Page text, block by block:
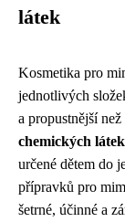
látek
Kosmetika pro
jednotlivých
a propustnější
chemických látek
určené dětem do
přípravků pro
šetrné, účinné a